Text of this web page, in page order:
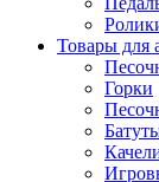
Товары для
Горки